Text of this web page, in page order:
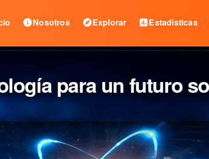
infoNosotros exploreExplorar insert_chartEstadísticas
para un futuro